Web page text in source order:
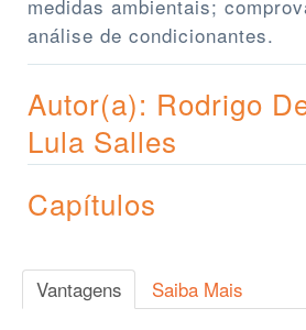
medidas ambientais;
análise de condicionantes.
Autor(a): Rodrigo
Lula Salles
Capítulos
Vantagens Saiba Mais